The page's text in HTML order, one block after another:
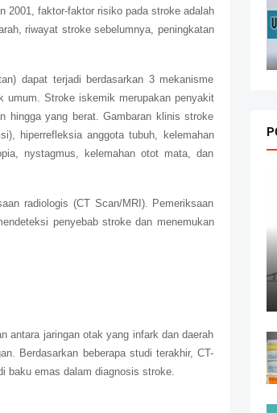
2001, faktor-faktor risiko pada stroke adalah
riwayat stroke sebelumnya, peningkatan
dapat terjadi berdasarkan 3 mekanisme
umum. Stroke iskemik merupakan penyakit
hingga yang berat. Gambaran klinis stroke
hiperrefleksia anggota tubuh, kelemahan
nystagmus, kelemahan otot mata, dan
radiologis (CT Scan/MRI). Pemeriksaan
penyebab stroke dan menemukan
antara jaringan otak yang infark dan daerah
Berdasarkan beberapa studi terakhir, CT-
baku emas dalam diagnosis stroke.